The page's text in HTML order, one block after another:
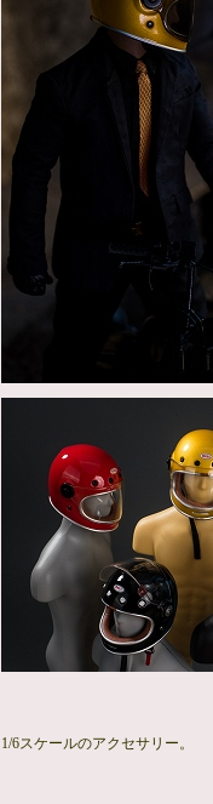
1/6スケールのアクセサリー。